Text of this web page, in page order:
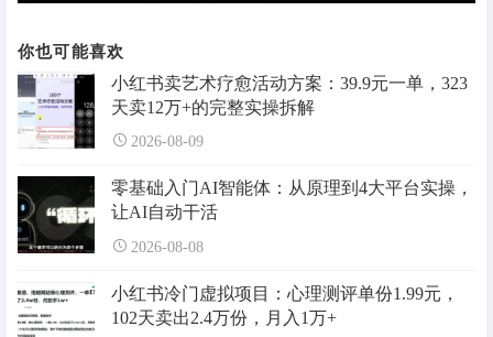
你也可能喜欢
小红书卖艺术疗愈活动方案：39.9元一单，323
天卖12万+的完整实操拆解
2026-08-09
零基础入门AI智能体：从原理到4大平台实操，
让AI自动干活
2026-08-08
小红书冷门虚拟项目：心理测评单份1.99元，
102天卖出2.4万份，月入1万+